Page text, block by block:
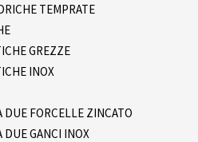
TEMPRATE
GREZZE
INOX
DUE FORCELLE ZINCATO
DUE GANCI INOX